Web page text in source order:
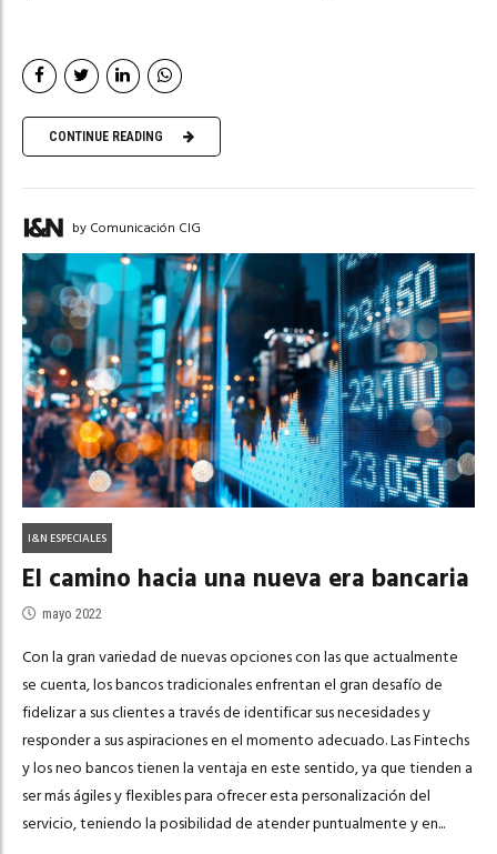
CONTINUE READING
by Comunicación CIG
I&N ESPECIALES
El camino hacia una nueva era bancaria
mayo 2022
Con la gran variedad de nuevas opciones con las que actualmente
se cuenta, los bancos tradicionales enfrentan el gran desafío de
fidelizar a sus clientes a través de identificar sus necesidades y
responder a sus aspiraciones en el momento adecuado. Las Fintechs
y los neo bancos tienen la ventaja en este sentido, ya que tienden a
ser más ágiles y flexibles para ofrecer esta personalización del
servicio, teniendo la posibilidad de atender puntualmente y en...